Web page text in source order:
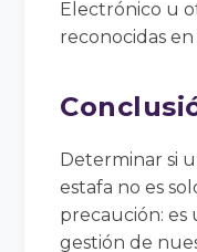
Electrónico u
reconocidas
Determinar si
estafa no es
precaución: es
gestión de